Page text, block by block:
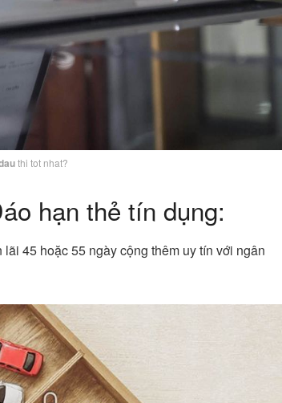
thi tot nhat?
hạn thẻ tín dụng:
45 hoặc 55 ngày cộng thêm uy tín với ngân